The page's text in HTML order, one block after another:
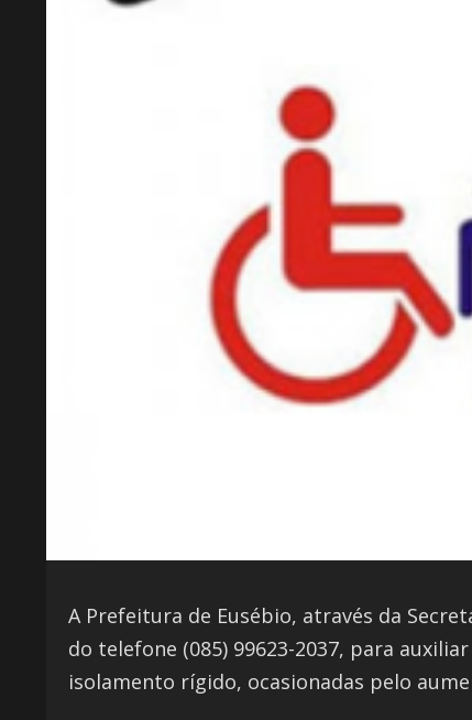
A Prefeitura de Eusébio, através da
do telefone (085) 99623-2037, para
isolamento rígido, ocasionadas pelo